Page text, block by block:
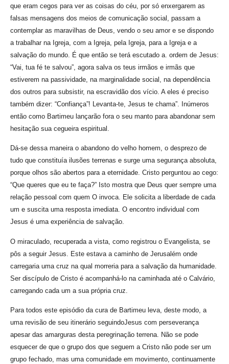
que eram cegos para ver as coisas do céu, por só enxergarem as
falsas mensagens dos meios de comunicação social, passam a
contemplar as maravilhas de Deus, vendo o seu amor e se dispondo
a trabalhar na Igreja, com a Igreja, pela Igreja, para a Igreja e a
salvação do mundo. É que então se terá escutado a. ordem de Jesus:
“Vai, tua fé te salvou”, agora salva os teus irmãos e irmãs que
estiverem na passividade, na marginalidade social, na dependência
dos outros para subsistir, na escravidão dos vício. A eles é preciso
também dizer: “Confiança”! Levanta-te, Jesus te chama”. Inúmeros
então como Bartimeu lançarão fora o seu manto para abandonar sem
hesitação sua cegueira espiritual.
Dá-se dessa maneira o abandono do velho homem, o desprezo de
tudo que constituía ilusões terrenas e surge uma segurança absoluta,
porque olhos são abertos para a eternidade. Cristo perguntou ao cego:
“Que queres que eu te faça?” Isto mostra que Deus quer sempre uma
relação pessoal com quem O invoca. Ele solicita a liberdade de cada
um e suscita uma resposta imediata. O encontro individual com
Jesus é uma experiência de salvação.
O miraculado, recuperada a vista, como registrou o Evangelista, se
pôs a seguir Jesus. Este estava a caminho de Jerusalém onde
carregaria uma cruz na qual morreria para a salvação da humanidade.
Ser discípulo de Cristo é acompanhá-lo na caminhada até o Calvário,
carregando cada um a sua própria cruz.
Para todos este episódio da cura de Bartimeu leva, deste modo, a
uma revisão de seu itinerário seguindoJesus com perseverança
apesar das amarguras desta peregrinação terrena. Não se pode
esquecer de que o grupo dos que seguem a Cristo não pode ser um
grupo fechado, mas uma comunidade em movimento, continuamente